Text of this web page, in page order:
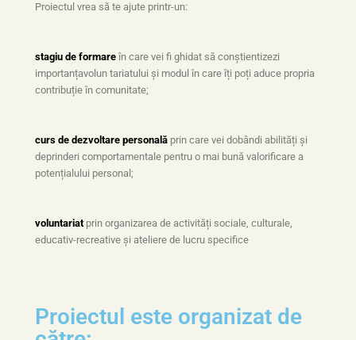
Proiectul vrea să te ajute printr-un:
stagiu de formareîn care vei fi ghidat să conștientizezi
importanțavolun tariatului și modul în care îți poți aduce propria
contribuție în comunitate;
curs de dezvoltare personalăprin care vei dobândi abilități și
deprinderi comportamentale pentru o mai bună valorificare a
potențialului personal;
voluntariatprin organizarea de activități sociale, culturale,
educativ-recreative și ateliere de lucru specifice
Proiectul este organizat de